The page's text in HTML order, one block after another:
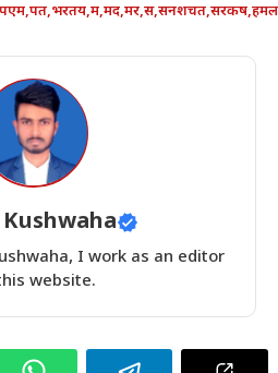
पएम,पत,भरतय,म,मद,मर,स,सनशचत,सरकष,हमल
I work as an editor
website.